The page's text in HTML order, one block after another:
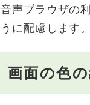
音声ブラウザの
うに配慮します。
画面の色